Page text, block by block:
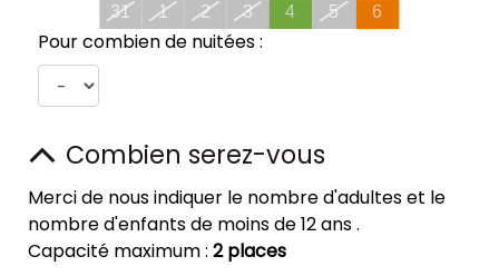
31
1 2 3 4 5 6
Pour combien de nuitées :
Combien serez-vous
Merci de nous indiquer le nombre d'adultes et le
nombre d'enfants de moins de 12 ans .
Capacité maximum : 2 places